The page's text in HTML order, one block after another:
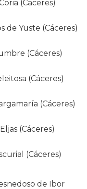
(Cáceres)
de Yuste (Cáceres)
(Cáceres)
(Cáceres)
(Cáceres)
(Cáceres)
(Cáceres)
de Ibor